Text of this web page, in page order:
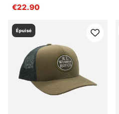
€22.90
Épuisé